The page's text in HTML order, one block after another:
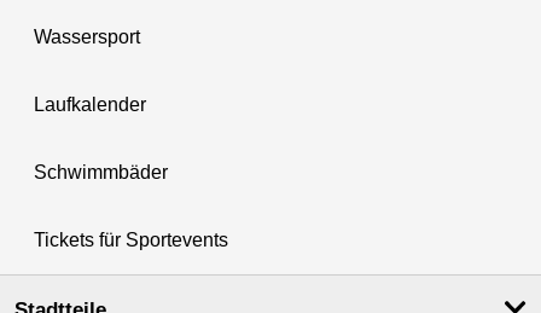
Wassersport
Laufkalender
Schwimmbäder
Tickets für Sportevents